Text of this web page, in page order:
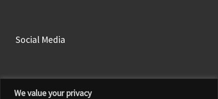
We value your privacy
Social Media
Facebook